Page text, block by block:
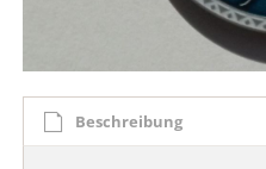
Beschreibung